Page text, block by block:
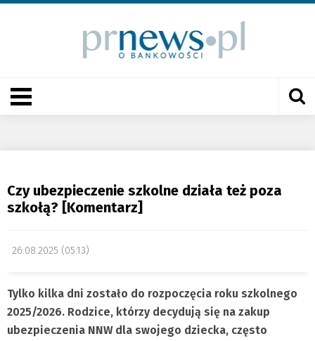
Czy ubezpieczenie szkolne działa też poza
szkołą? [Komentarz]
26.08.2025 (05:13)
Tylko kilka dni zostało do rozpoczęcia roku szkolnego
2025/2026. Rodzice, którzy decydują się na zakup
ubezpieczenia NNW dla swojego dziecka, często